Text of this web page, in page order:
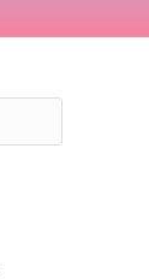
Escape